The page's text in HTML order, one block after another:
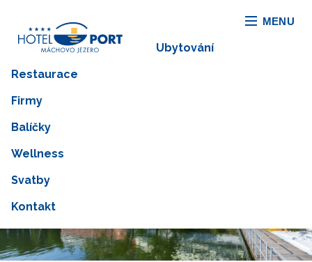
MENU
Ubytování
Restaurace
Firmy
Balíčky
Wellness
Svatby
Kontakt
VÁŠ PŘÍSTAV HOTEL
PORT...